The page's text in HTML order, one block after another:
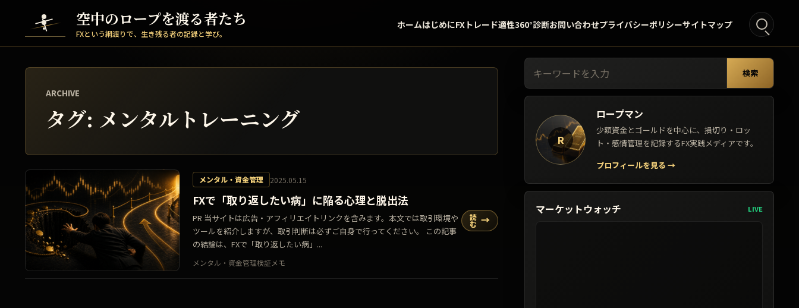
空中のロープを渡る者たち
FXという綱渡りで、生き残る者の記録と学び。
ホームはじめにFXトレード適性360°診断お問い合わせプライバシーポリシーサイトマップ
ARCHIVE
タグ: メンタルトレーニング
メンタル・資金管理 2025.05.15
FXで「取り返したい病」に陥る心理と脱出法
PR 当サイトは広告・アフィリエイトリンクを含みます。本文では取引環境や
ツールを紹介しますが、取引判断は必ずご自身で行ってください。 この記事
の結論は、FXで「取り返したい病」...
メンタル・資金管理検証メモ
読
む →
検索: 検索
R
ロープマン
少額資金とゴールドを中心に、損切り・ロッ
ト・感情管理を記録するFX実践メディアです。
プロフィールを見る →
マーケットウォッチ LIVE